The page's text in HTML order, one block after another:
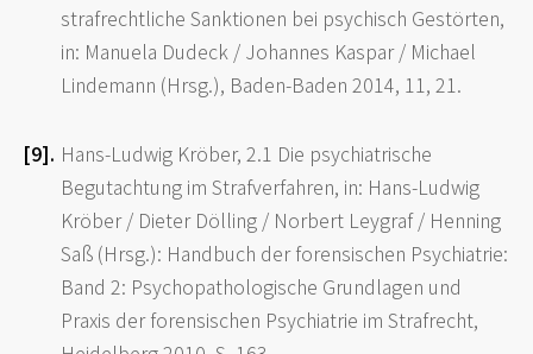
strafrechtliche Sanktionen bei psychisch Gestörten,
in: Manuela Dudeck / Johannes Kaspar / Michael
Lindemann (Hrsg.), Baden-Baden 2014, 11, 21.
Hans-Ludwig Kröber, 2.1 Die psychiatrische
Begutachtung im Strafverfahren, in: Hans-Ludwig
Kröber / Dieter Dölling / Norbert Leygraf / Henning
Saß (Hrsg.): Handbuch der forensischen Psychiatrie:
Band 2: Psychopathologische Grundlagen und
Praxis der forensischen Psychiatrie im Strafrecht,